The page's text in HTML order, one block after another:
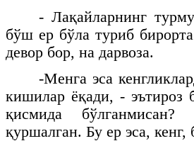
- Лақайларнинг
бўш ер бўла туриб
девор бор, на дарвоза.
-Менга эса
кишилар ёқади, - эътироз
қисмида
қуршалган. Бу ер эса, кенг,